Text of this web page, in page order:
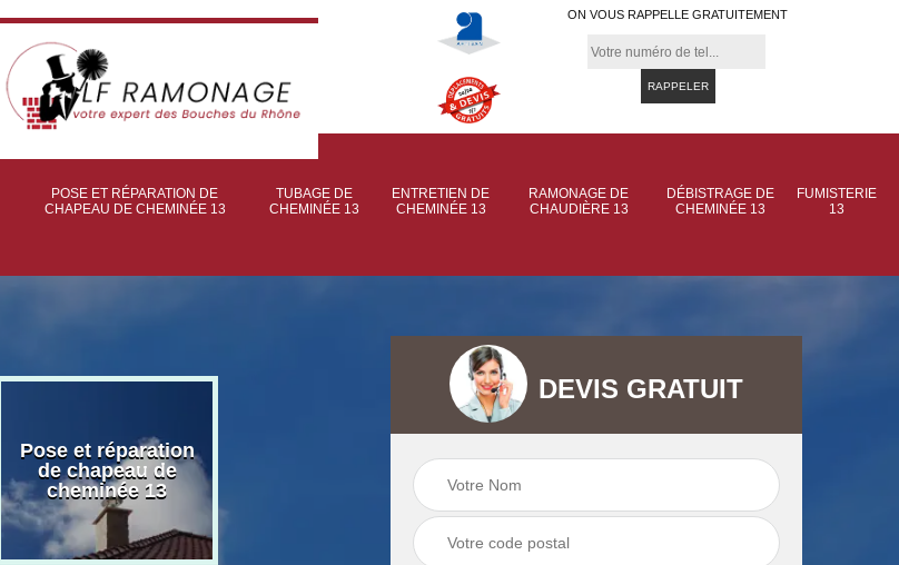
ON VOUS RAPPELLE GRATUITEMENT
POSE ET RÉPARATION DE
CHAPEAU DE CHEMINÉE 13
TUBAGE DE
CHEMINÉE 13
ENTRETIEN DE
CHEMINÉE 13
RAMONAGE DE
CHAUDIÈRE 13
DÉBISTRAGE DE
CHEMINÉE 13
FUMISTERIE
13
Pose et réparation
de chapeau de
cheminée 13
Ramonage de
chaudière 13
Ramonage de
cheminée 13
DEVIS GRATUIT